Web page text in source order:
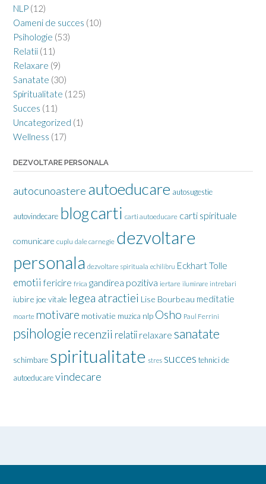
NLP (12)
Oameni de succes (10)
Psihologie (53)
Relatii (11)
Relaxare (9)
Sanatate (30)
Spiritualitate (125)
Succes (11)
Uncategorized (1)
Wellness (17)
DEZVOLTARE PERSONALA
autocunoastere autoeducare autosugestie
autovindecare blogcarti carti autoeducare carti spirituale
comunicare cuplu dale carnegie dezvoltare
personala dezvoltare spirituala echilibru Eckhart Tolle
emotii fericire frica gandirea pozitiva iertare iluminare intrebari
iubire joe vitale legea atractiei Lise Bourbeau meditatie
moarte motivare motivatie muzica nlp Osho Paul Ferrini
psihologie recenzii relatii relaxare sanatate
schimbare spiritualitate stres succes tehnici de
autoeducarevindecare